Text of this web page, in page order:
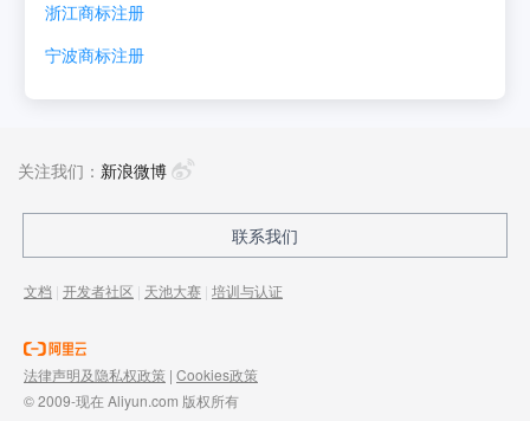
浙江商标注册
宁波商标注册